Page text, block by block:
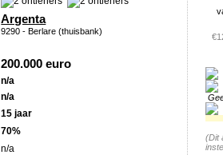
Argenta
9290 - Berlare (thuisbank)
200.000 euro
n/a
n/a
15 jaar
70%
n/a
(Dit